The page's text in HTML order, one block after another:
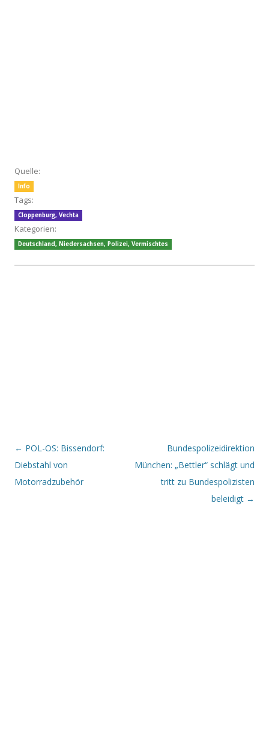
Quelle:
Info
Tags:
Cloppenburg, Vechta
Kategorien:
Deutschland, Niedersachsen, Polizei, Vermischtes
Beitrags-Navigation
← POL-OS: Bissendorf:
Diebstahl von
Motorradzubehör
Bundespolizeidirektion
München: „Bettler“ schlägt und
tritt zu Bundespolizisten
beleidigt →